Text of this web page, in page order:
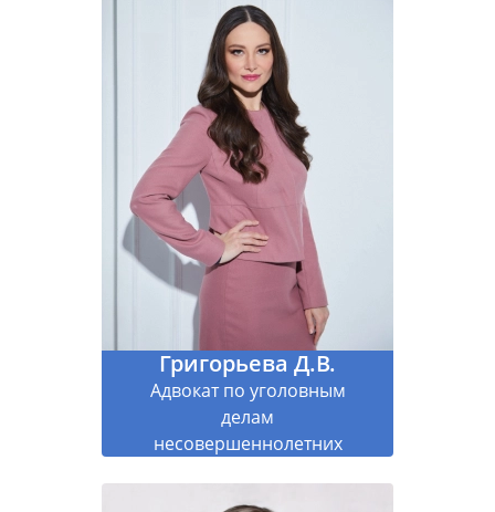
Григорьева Д.В.
Адвокат по уголовным
делам
несовершеннолетних